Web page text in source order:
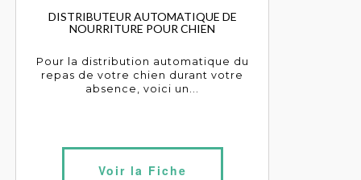
DISTRIBUTEUR AUTOMATIQUE DE
NOURRITURE POUR CHIEN
Pour la distribution automatique du
repas de votre chien durant votre
absence, voici un...
Voir la Fiche